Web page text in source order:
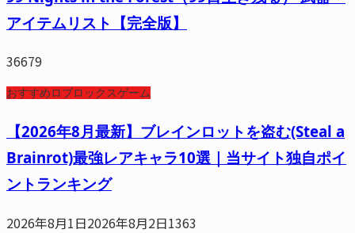
アイテムリスト【完全版】
36679
おすすめロブロックスゲーム
【2026年8月最新】ブレインロットを盗む(Steal a
Brainrot)最強レアキャラ10選｜当サイト独自ポイ
ントランキング
2026年8月1日2026年8月2日1363